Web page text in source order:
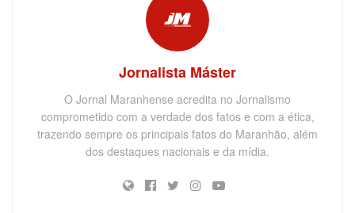
Jornalista Máster
O Jornal Maranhense acredita no Jornalismo
comprometido com a verdade dos fatos e com a ética,
trazendo sempre os principais fatos do Maranhão, além
dos destaques nacionais e da mídia.